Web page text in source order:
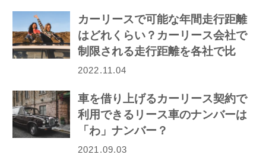
カーリースで可能な年間走行距離
はどれくらい？カーリース会社で
制限される走行距離を各社で比
較！
2022.11.04
車を借り上げるカーリース契約で
利用できるリース車のナンバーは
「わ」ナンバー？
2021.09.03